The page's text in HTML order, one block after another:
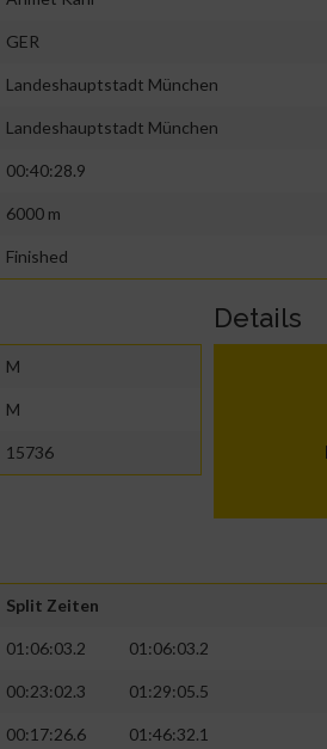
GER
Landeshauptstadt München
Landeshauptstadt München
00:40:28.9
6000 m
Finished
M
M
15736
Details
Split Zeiten
01:06:03.2 01:06:03.2
00:23:02.3 01:29:05.5
00:17:26.6 01:46:32.1